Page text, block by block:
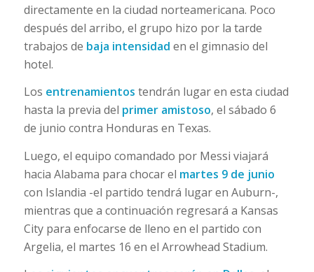
directamente en la ciudad norteamericana. Poco
después del arribo, el grupo hizo por la tarde
trabajos de baja intensidad en el gimnasio del
hotel.
Los entrenamientos tendrán lugar en esta ciudad
hasta la previa del primer amistoso, el sábado 6
de junio contra Honduras en Texas.
Luego, el equipo comandado por Messi viajará
hacia Alabama para chocar el martes 9 de junio
con Islandia -el partido tendrá lugar en Auburn-,
mientras que a continuación regresará a Kansas
City para enfocarse de lleno en el partido con
Argelia, el martes 16 en el Arrowhead Stadium.